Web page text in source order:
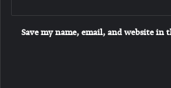
Save my name, email, and website